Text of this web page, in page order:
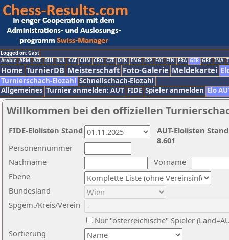
Logged on: Gast
Arabic ARM AZE BIH BUL CAT CHN CRO CZE DEN ENG ESP FAI FIN FRA GER GRE INA
Home TurnierDB Meisterschaft Foto-Galerie Meldekartei
Turnierschach-Elozahl Schnellschach-Elozahl
Allgemeines Turnier anmelden: AUT FIDE Spieler anmelden Elo
Willkommen bei den offiziellen
Nachname
Vorname
Ebene
Sortierung
Personennummer
Bundesland
Spgem./Kreis/Verein
Nur "österreichische" Spieler
AUT-Elolisten
8.601
FIDE-Elolisten Stand